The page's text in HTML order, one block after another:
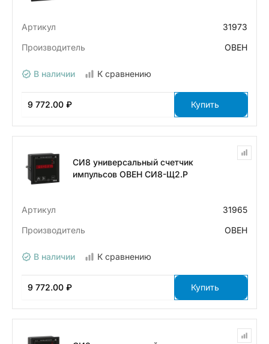
Артикул
31973
Производитель
ОВЕН
В наличии К сравнению
9 772.00 ₽ Купить
СИ8 универсальный счетчик
импульсов ОВЕН СИ8-Щ2.Р
Артикул
31965
Производитель
ОВЕН
В наличии К сравнению
9 772.00 ₽ Купить